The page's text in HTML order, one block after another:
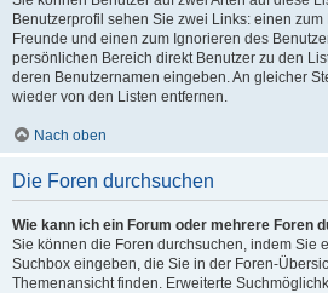
Benutzerprofil sehen Sie zwei Links: einen
Freunde und einen zum Ignorieren des
persönlichen Bereich direkt Benutzer zu den
deren Benutzernamen eingeben. An gleicher
wieder von den Listen entfernen.
Nach oben
Die Foren durchsuchen
Wie kann ich ein Forum oder mehrere Foren
Sie können die Foren durchsuchen, indem Sie
Suchbox eingeben, die Sie in der Foren-
Themenansicht finden. Erweiterte